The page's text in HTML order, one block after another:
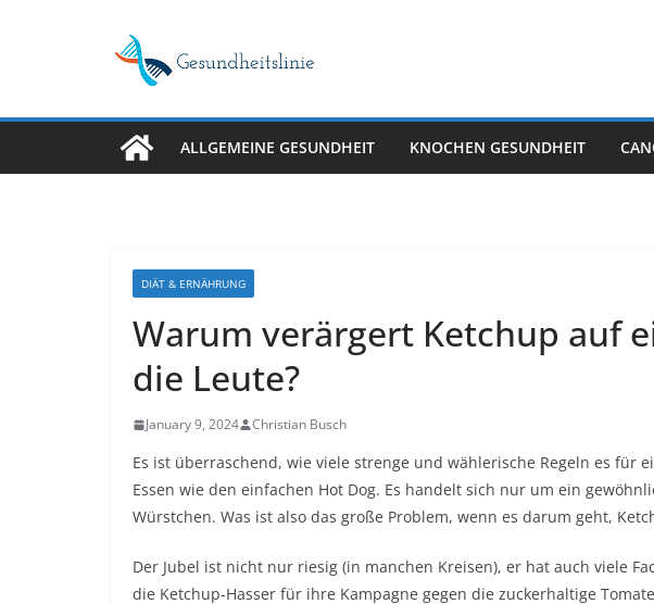
ALLGEMEINE GESUNDHEIT KNOCHEN GESUNDHEIT
DIÄT & ERNÄHRUNG
Warum verärgert Ketchup auf
die Leute?
January 9, 2024 Christian Busch
Es ist überraschend, wie viele strenge und wählerische Regeln es für
Essen wie den einfachen Hot Dog. Es handelt sich nur um ein
Würstchen. Was ist also das große Problem, wenn es darum geht,
Der Jubel ist nicht nur riesig (in manchen Kreisen), er hat auch viele
die Ketchup-Hasser für ihre Kampagne gegen die zuckerhaltige